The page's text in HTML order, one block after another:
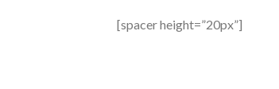
[spacer height=”20px”]